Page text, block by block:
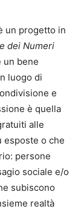
un progetto in
dei Numeri
un bene
luogo di
e
è quella
alle
esposte o che
persone
sociale e/o
subiscono
realtà